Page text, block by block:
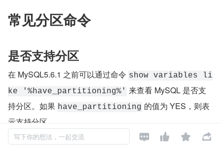
常见分区命令
是否支持分区
在 MySQL5.6.1 之前可以通过命令 show variables li
ke '%have_partitioning%' 来查看 MySQL 是否支
持分区。如果 have_partitioning 的值为 YES，则表
示支持分区。
写下你的想法，一起交流    